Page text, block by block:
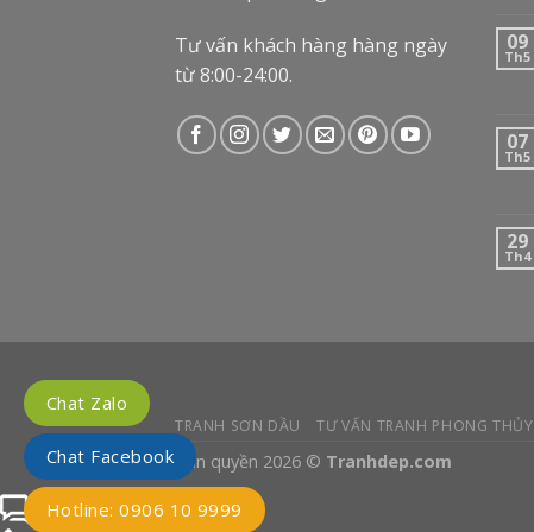
Tư vấn khách hàng hàng ngày
từ 8:00-24:00.
09
Th5
07
Th5
29
Th4
TRANH SƠN DẦU TƯ VẤN TRANH PHONG THỦY
Bản quyền 2026 © Tranhdep.com
Chat Zalo
Chat Facebook
Hotline: 0906 10 9999
Chat Facebook với tư vấn